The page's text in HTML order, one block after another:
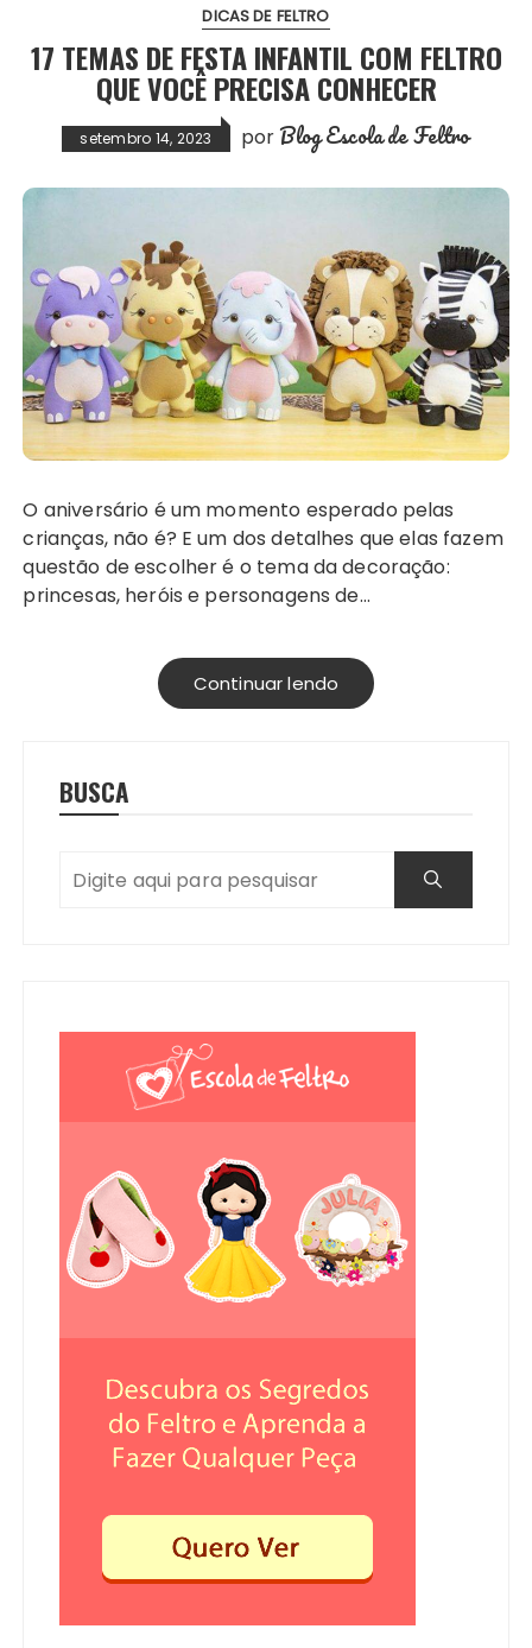
DICAS DE FELTRO
17 TEMAS DE FESTA INFANTIL COM FELTRO
QUE VOCÊ PRECISA CONHECER
setembro 14, 2023 por Blog Escola de Feltro
O aniversário é um momento esperado pelas
crianças, não é? E um dos detalhes que elas fazem
questão de escolher é o tema da decoração:
princesas, heróis e personagens de…
Continuar lendo
BUSCA